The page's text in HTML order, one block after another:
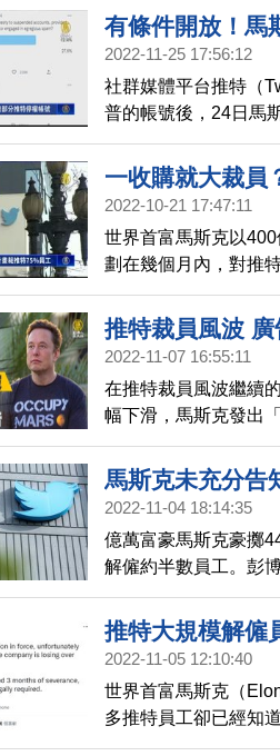
有條件開放！馬
2022-11-25 17:56:12
社群媒體平台推特（
普的帳號後，24日馬
停權帳號。馬斯克週
推特被停權帳號，前
獲得300多萬人參與
節解雇了數十名推特
馬斯克的證實。
一收購就大裁員
2022-10-21 17:47:11
世界首富馬斯克以
劃在幾個月內，對推
斯克曾告訴投資人，
員。儘管推特人資單
關文件顯示，馬斯克
決定，計劃裁減約四
億美元。
推特裁員風波
2022-11-07 16:55:11
在推特裁員風波繼續
幅下滑，馬斯克發出
馬斯克未充分告
2022-11-04 18:14:35
億萬富豪馬斯克豪擲
解僱約半數員工。彭
此向舊金山聯邦法院
推特大規模解僱
2022-11-05 12:10:40
世界首富馬斯克（
多推特員工卻已經知
師、網管人員和工程